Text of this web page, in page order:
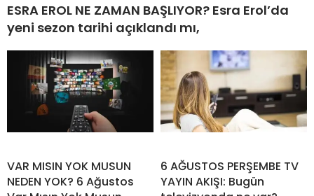
ESRA EROL NE ZAMAN BAŞLIYOR? Esra Erol’da
yeni sezon tarihi açıklandı mı,
VAR MISIN YOK MUSUN
NEDEN YOK? 6 Ağustos
6 AĞUSTOS PERŞEMBE TV
YAYIN AKIŞI: Bugün